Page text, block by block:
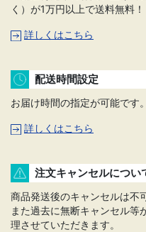
く）が1万円以上で送料無料！
詳しくはこちら
配送時間設定
お届け時間の指定が可能です
詳しくはこちら
注文キャンセルについ
商品発送後のキャンセルは不
また過去に無断キャンセル等
理させていただきます。